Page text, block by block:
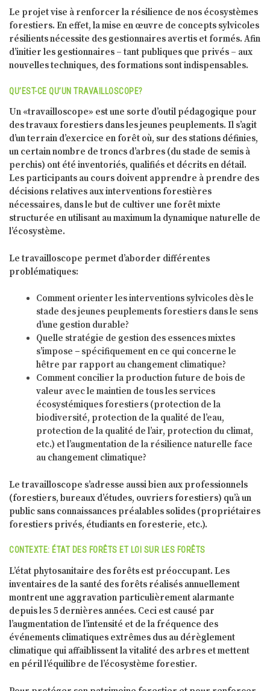
Le projet vise à renforcer la résilience de nos écosystèmes
forestiers. En effet, la mise en œuvre de concepts sylvicoles
résilients nécessite des gestionnaires avertis et formés. Afin
d’initier les gestionnaires – tant publiques que privés – aux
nouvelles techniques, des formations sont indispensables.
QU’EST-CE QU’UN TRAVAILLOSCOPE?
Un «travailloscope» est une sorte d’outil pédagogique pour
des travaux forestiers dans les jeunes peuplements. Il s’agit
d’un terrain d’exercice en forêt où, sur des stations définies,
un certain nombre de troncs d’arbres (du stade de semis à
perchis) ont été inventoriés, qualifiés et décrits en détail.
Les participants au cours doivent apprendre à prendre des
décisions relatives aux interventions forestières
nécessaires, dans le but de cultiver une forêt mixte
structurée en utilisant au maximum la dynamique naturelle de
l’écosystème.
Le travailloscope permet d’aborder différentes
problématiques:
Comment orienter les interventions sylvicoles dès le
stade des jeunes peuplements forestiers dans le sens
d’une gestion durable?
Quelle stratégie de gestion des essences mixtes
s’impose − spécifiquement en ce qui concerne le
hêtre par rapport au changement climatique?
Comment concilier la production future de bois de
valeur avec le maintien de tous les services
écosystémiques forestiers (protection de la
biodiversité, protection de la qualité de l’eau,
protection de la qualité de l’air, protection du climat,
etc.) et l’augmentation de la résilience naturelle face
au changement climatique?
Le travailloscope s’adresse aussi bien aux professionnels
(forestiers, bureaux d’études, ouvriers forestiers) qu’à un
public sans connaissances préalables solides (propriétaires
forestiers privés, étudiants en foresterie, etc.).
CONTEXTE: ÉTAT DES FORÊTS ET LOI SUR LES FORÊTS
L’état phytosanitaire des forêts est préoccupant. Les
inventaires de la santé des forêts réalisés annuellement
montrent une aggravation particulièrement alarmante
depuis les 5 dernières années. Ceci est causé par
l’augmentation de l’intensité et de la fréquence des
événements climatiques extrêmes dus au dérèglement
climatique qui affaiblissent la vitalité des arbres et mettent
en péril l’équilibre de l’écosystème forestier.